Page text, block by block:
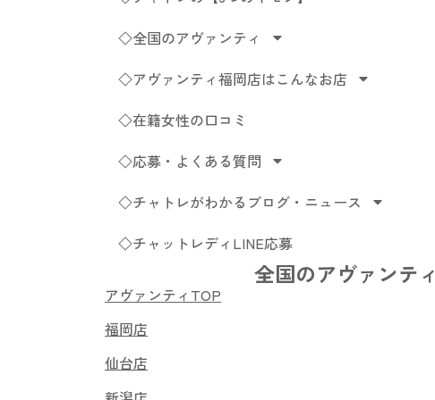
◇全国のアヴァンティ
◇アヴァンティ福岡店はこんなお店
◇在籍女性の口コミ
◇応募・よくある質問
◇チャトレがわかるブログ・ニュース
◇チャットレディLINE応募
全国のアヴァンティ
アヴァンティTOP
福岡店
仙台店